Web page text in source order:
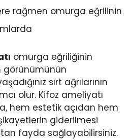
rağmen omurga eğrilinin
omurga eğriliğinin
görünümünün
sırt ağrılarının
olur. Kifoz ameliyatı
hem estetik açıdan hem
giderilmesi
fayda sağlayabilirsiniz.